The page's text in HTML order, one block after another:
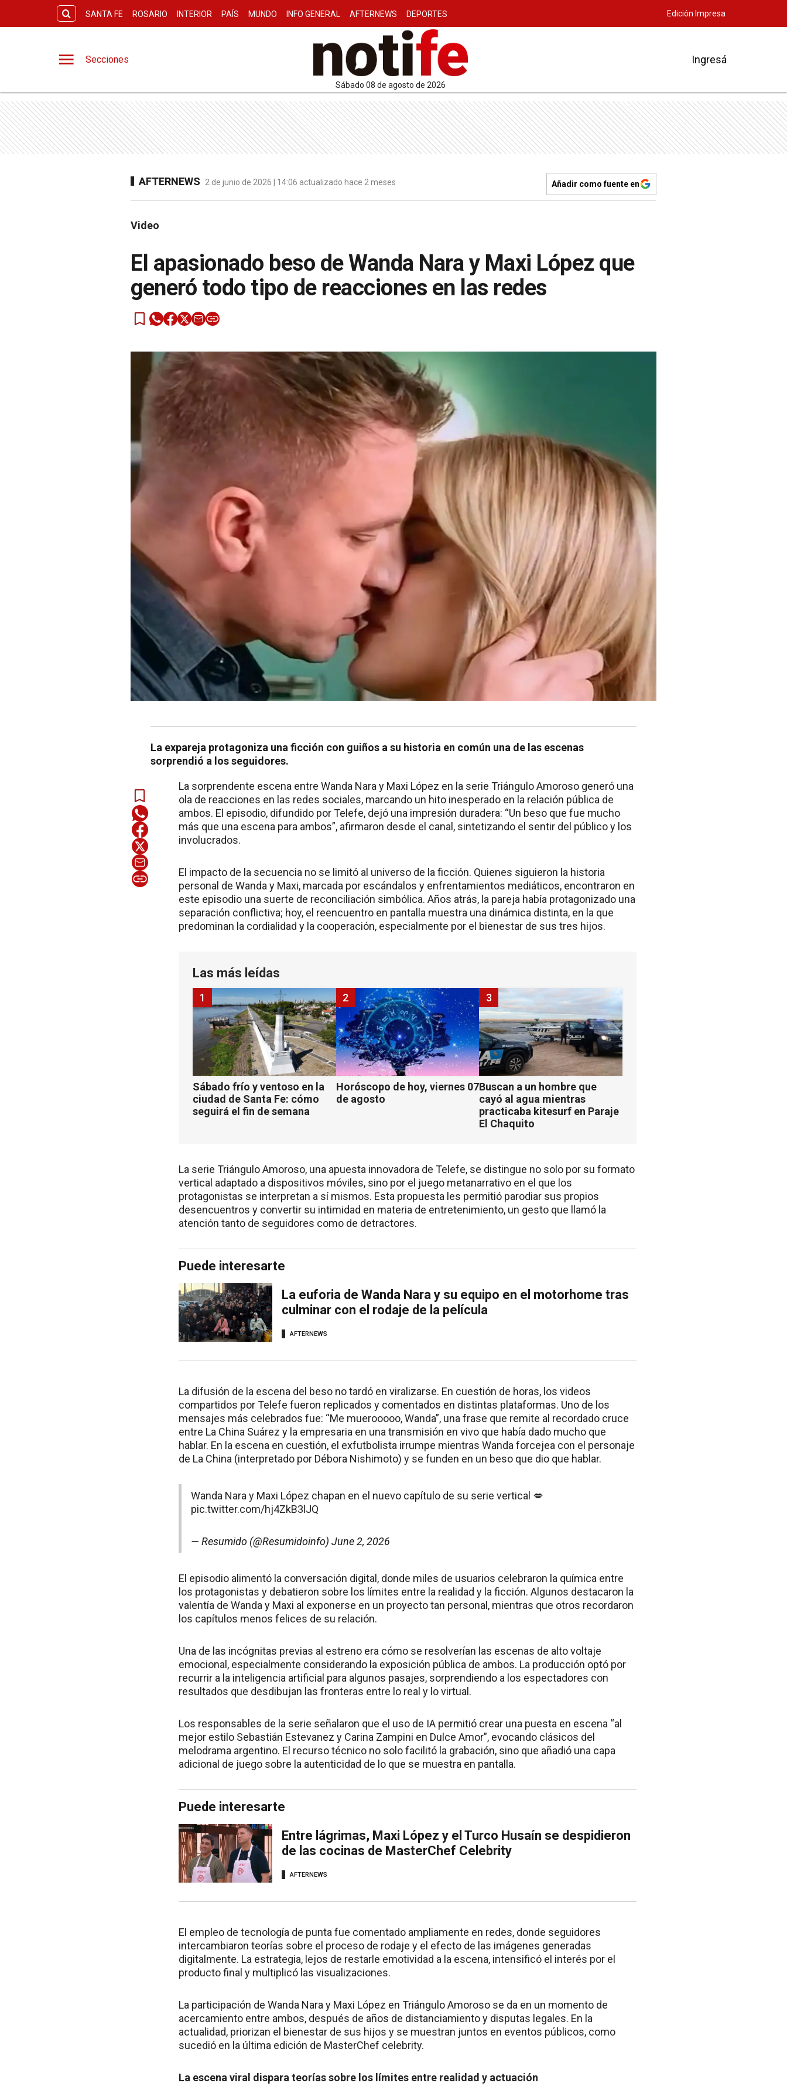
SANTA FE ROSARIO INTERIOR PAÍS MUNDO INFO GENERAL AFTERNEWS DEPORTES Edición Impresa
Secciones
sábado 08 de agosto de 2026
Ingresá
AFTERNEWS 2 de junio de 2026 | 14:06 actualizado hace 2 meses Añadir como fuente en
Video
El apasionado beso de Wanda Nara y Maxi López que
generó todo tipo de reacciones en las redes
La expareja protagoniza una ficción con guiños a su historia en común una de las escenas
sorprendió a los seguidores.
La sorprendente escena entre Wanda Nara y Maxi López en la serie Triángulo Amoroso generó una
ola de reacciones en las redes sociales, marcando un hito inesperado en la relación pública de
ambos. El episodio, difundido por Telefe, dejó una impresión duradera: “Un beso que fue mucho
más que una escena para ambos”, afirmaron desde el canal, sintetizando el sentir del público y los
involucrados.
El impacto de la secuencia no se limitó al universo de la ficción. Quienes siguieron la historia
personal de Wanda y Maxi, marcada por escándalos y enfrentamientos mediáticos, encontraron en
este episodio una suerte de reconciliación simbólica. Años atrás, la pareja había protagonizado una
separación conflictiva; hoy, el reencuentro en pantalla muestra una dinámica distinta, en la que
predominan la cordialidad y la cooperación, especialmente por el bienestar de sus tres hijos.
Las más leídas
Sábado frío y ventoso en la
ciudad de Santa Fe: cómo
seguirá el fin de semana
1
Horóscopo de hoy, viernes 07
de agosto
2
Buscan a un hombre que
cayó al agua mientras
practicaba kitesurf en Paraje
El Chaquito
3
La serie Triángulo Amoroso, una apuesta innovadora de Telefe, se distingue no solo por su formato
vertical adaptado a dispositivos móviles, sino por el juego metanarrativo en el que los
protagonistas se interpretan a sí mismos. Esta propuesta les permitió parodiar sus propios
desencuentros y convertir su intimidad en materia de entretenimiento, un gesto que llamó la
atención tanto de seguidores como de detractores.
Puede interesarte
La euforia de Wanda Nara y su equipo en el motorhome tras
culminar con el rodaje de la película
AFTERNEWS
La difusión de la escena del beso no tardó en viralizarse. En cuestión de horas, los videos
compartidos por Telefe fueron replicados y comentados en distintas plataformas. Uno de los
mensajes más celebrados fue: “Me muerooooo, Wanda”, una frase que remite al recordado cruce
entre La China Suárez y la empresaria en una transmisión en vivo que había dado mucho que
hablar. En la escena en cuestión, el exfutbolista irrumpe mientras Wanda forcejea con el personaje
de La China (interpretado por Débora Nishimoto) y se funden en un beso que dio que hablar.
Wanda Nara y Maxi López chapan en el nuevo capítulo de su serie vertical 💋
pic.twitter.com/hj4ZkB3lJQ
— Resumido (@Resumidoinfo) June 2, 2026
El episodio alimentó la conversación digital, donde miles de usuarios celebraron la química entre
los protagonistas y debatieron sobre los límites entre la realidad y la ficción. Algunos destacaron la
valentía de Wanda y Maxi al exponerse en un proyecto tan personal, mientras que otros recordaron
los capítulos menos felices de su relación.
Una de las incógnitas previas al estreno era cómo se resolverían las escenas de alto voltaje
emocional, especialmente considerando la exposición pública de ambos. La producción optó por
recurrir a la inteligencia artificial para algunos pasajes, sorprendiendo a los espectadores con
resultados que desdibujan las fronteras entre lo real y lo virtual.
Los responsables de la serie señalaron que el uso de IA permitió crear una puesta en escena “al
mejor estilo Sebastián Estevanez y Carina Zampini en Dulce Amor”, evocando clásicos del
melodrama argentino. El recurso técnico no solo facilitó la grabación, sino que añadió una capa
adicional de juego sobre la autenticidad de lo que se muestra en pantalla.
Puede interesarte
Entre lágrimas, Maxi López y el Turco Husaín se despidieron
de las cocinas de MasterChef Celebrity
AFTERNEWS
El empleo de tecnología de punta fue comentado ampliamente en redes, donde seguidores
intercambiaron teorías sobre el proceso de rodaje y el efecto de las imágenes generadas
digitalmente. La estrategia, lejos de restarle emotividad a la escena, intensificó el interés por el
producto final y multiplicó las visualizaciones.
La participación de Wanda Nara y Maxi López en Triángulo Amoroso se da en un momento de
acercamiento entre ambos, después de años de distanciamiento y disputas legales. En la
actualidad, priorizan el bienestar de sus hijos y se muestran juntos en eventos públicos, como
sucedió en la última edición de MasterChef celebrity.
La escena viral dispara teorías sobre los límites entre realidad y actuación